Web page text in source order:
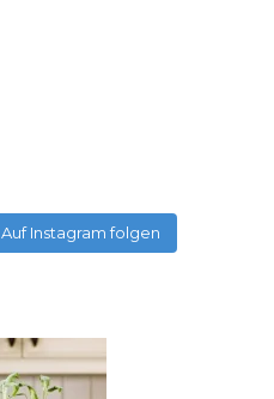
Auf Instagram folgen